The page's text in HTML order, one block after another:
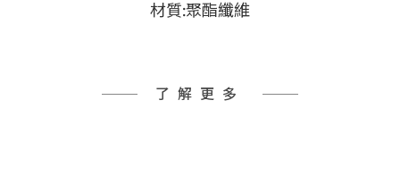
材質:聚酯纖維
了解更多